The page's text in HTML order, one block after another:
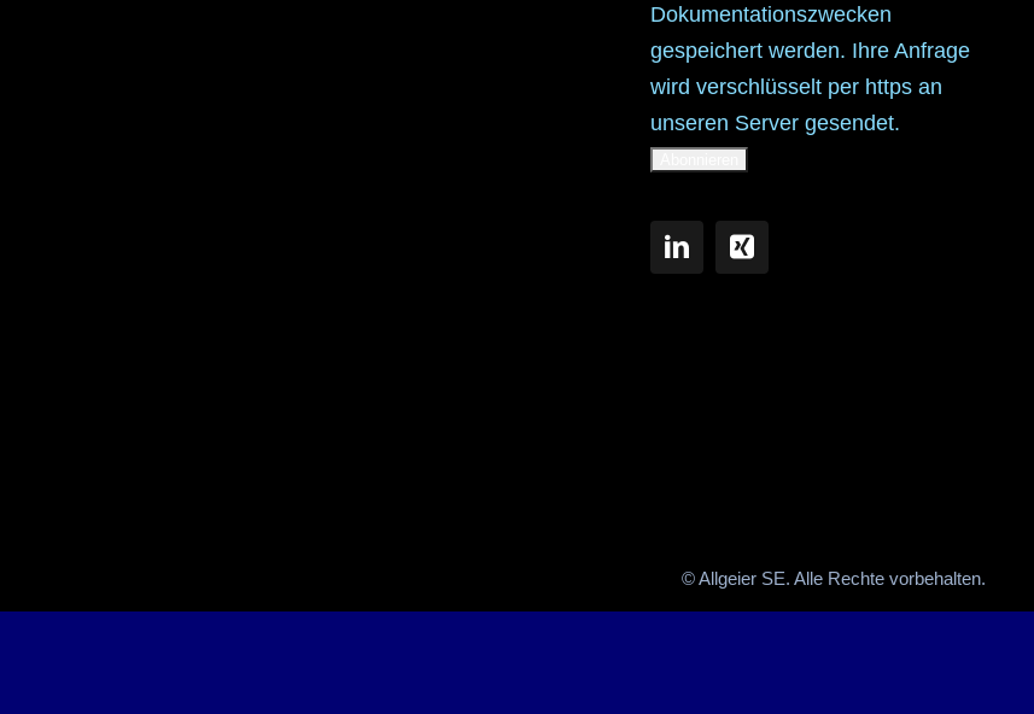
Dokumentationszwecken
gespeichert werden. Ihre Anfrage
wird verschlüsselt per https an
unseren Server gesendet.
© Allgeier SE. Alle Rechte vorbehalten.